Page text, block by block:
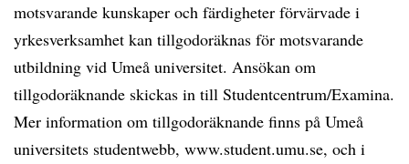
motsvarande kunskaper och färdigheter förvärvade i
yrkesverksamhet kan tillgodoräknas för motsvarande
utbildning vid Umeå universitet. Ansökan om
tillgodoräknande skickas in till Studentcentrum/Examina.
Mer information om tillgodoräknande finns på Umeå
universitets studentwebb, www.student.umu.se, och i